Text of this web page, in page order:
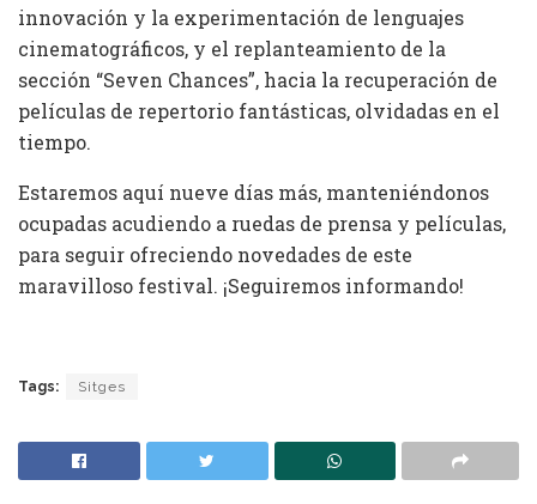
innovación y la experimentación de lenguajes
cinematográficos, y el replanteamiento de la
sección “Seven Chances”, hacia la recuperación de
películas de repertorio fantásticas, olvidadas en el
tiempo.
Estaremos aquí nueve días más, manteniéndonos
ocupadas acudiendo a ruedas de prensa y películas,
para seguir ofreciendo novedades de este
maravilloso festival. ¡Seguiremos informando!
Tags: Sitges